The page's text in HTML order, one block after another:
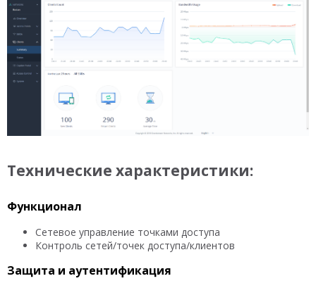
Технические характеристики:
Функционал
Сетевое управление точками доступа
Контроль сетей/точек доступа/клиентов
Защита и аутентификация